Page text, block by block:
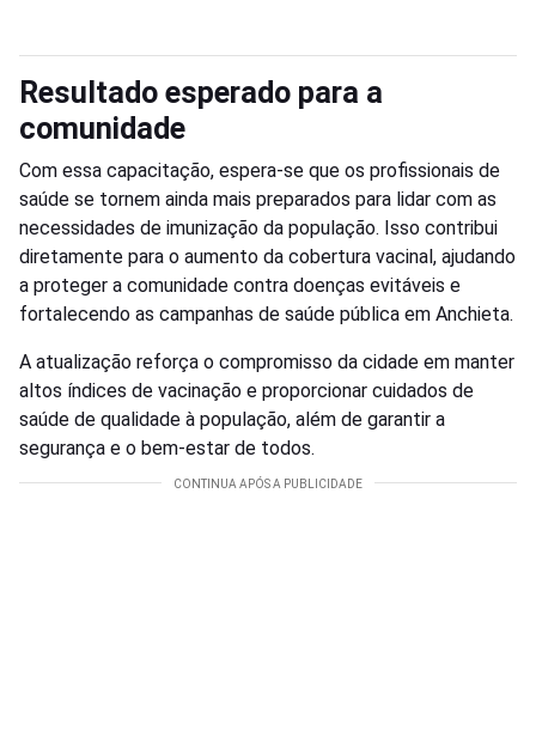
Resultado esperado para a
comunidade
Com essa capacitação, espera-se que os profissionais de
saúde se tornem ainda mais preparados para lidar com as
necessidades de imunização da população. Isso contribui
diretamente para o aumento da cobertura vacinal, ajudando
a proteger a comunidade contra doenças evitáveis e
fortalecendo as campanhas de saúde pública em Anchieta.
A atualização reforça o compromisso da cidade em manter
altos índices de vacinação e proporcionar cuidados de
saúde de qualidade à população, além de garantir a
segurança e o bem-estar de todos.